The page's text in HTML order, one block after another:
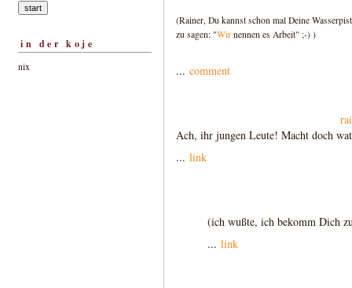
in der koje
nix
(Rainer, Du kannst schon mal Deine
zu sagen: "Wir nennen es Arbeit" ;-) )
... comment
Ach, ihr jungen Leute! Macht doch
... link
(ich wußte, ich bekomm Dich
... link